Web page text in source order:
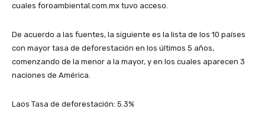
cuales foroambiental.com.mx tuvo acceso.
De acuerdo a las fuentes, la siguiente es la lista de los 10 países
con mayor tasa de deforestación en los últimos 5 años,
comenzando de la menor a la mayor, y en los cuales aparecen 3
naciones de América.
Laos Tasa de deforestación: 5.3%